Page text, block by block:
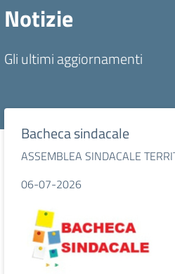
Notizie
Gli ultimi aggiornamenti
Bacheca sindacale
ASSEMBLEA SINDACALE
06-07-2026